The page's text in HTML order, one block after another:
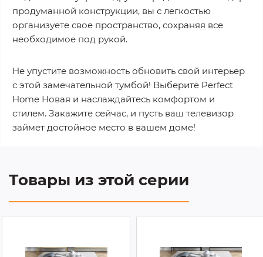
продуманной конструкции, вы с легкостью
организуете свое пространство, сохраняя все
необходимое под рукой.
Не упустите возможность обновить свой интерьер
с этой замечательной тумбой! Выберите Perfect
Home Новая и наслаждайтесь комфортом и
стилем. Закажите сейчас, и пусть ваш телевизор
займет достойное место в вашем доме!
Товары из этой серии